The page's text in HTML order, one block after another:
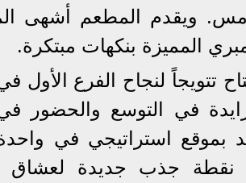
ويقدم المطعم أشهى
المميزة بنكهات مبتكرة.
تتويجاً لنجاح الفرع
في التوسع والحضور
بموقع استراتيجي في
جذب جديدة لعشاق